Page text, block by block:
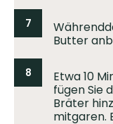
7
Butter
8
Etwa 10
fügen Sie
Bräter
mitgaren.